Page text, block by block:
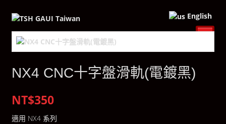
English
NX4 CNC十字盤滑軌(電鍍黑)
NT$350
適用 NX4 系列